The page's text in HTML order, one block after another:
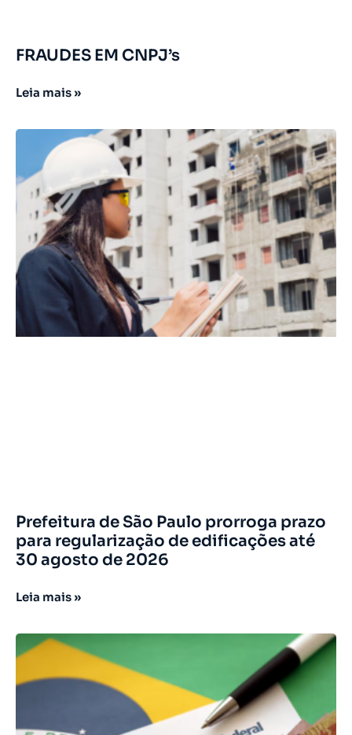
FRAUDES EM CNPJ’s
Leia mais »
Prefeitura de São Paulo prorroga prazo
para regularização de edificações até
30 agosto de 2026
Leia mais »